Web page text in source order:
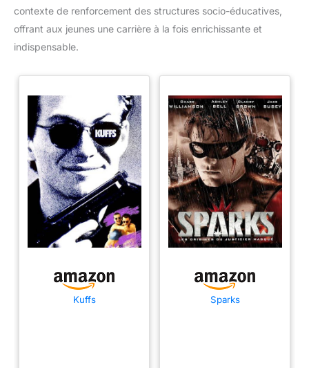
contexte de renforcement des structures socio-éducatives,
offrant aux jeunes une carrière à la fois enrichissante et
indispensable.
Kuffs Sparks